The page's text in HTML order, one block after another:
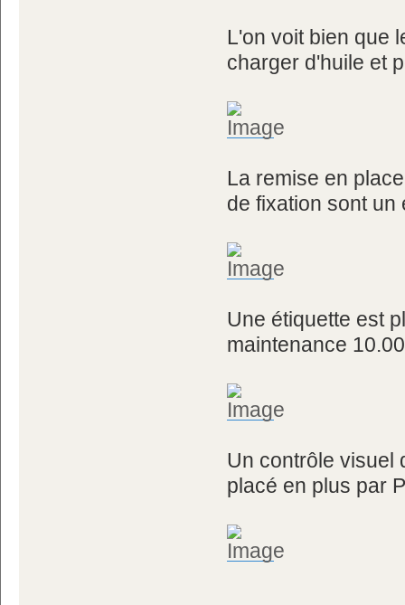
L'on voit bien que
charger d'huile et
La remise en
de fixation sont un
Une étiquette est
maintenance
Un contrôle visuel
placé en plus par